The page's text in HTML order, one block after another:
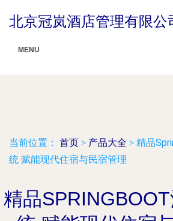
北京冠岚酒店管理有限公
MENU
当前位置： 首页 > 产品大全 > 精品
统 赋能现代住宿与民宿管理
精品